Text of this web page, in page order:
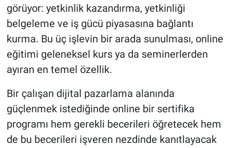
görüyor: yetkinlik kazandırma, yetkinliği
belgeleme ve iş gücü piyasasına bağlantı
kurma. Bu üç işlevin bir arada sunulması, online
eğitimi geleneksel kurs ya da seminerlerden
ayıran en temel özellik.
Bir çalışan dijital pazarlama alanında
güçlenmek istediğinde online bir sertifika
programı hem gerekli becerileri öğretecek hem
de bu becerileri işveren nezdinde kanıtlayacak